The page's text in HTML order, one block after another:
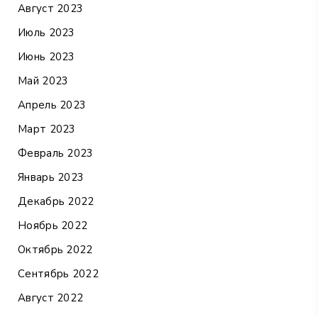
Август 2023
Июль 2023
Июнь 2023
Май 2023
Апрель 2023
Март 2023
Февраль 2023
Январь 2023
Декабрь 2022
Ноябрь 2022
Октябрь 2022
Сентябрь 2022
Август 2022